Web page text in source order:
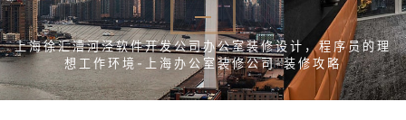
上海徐汇漕河泾软件开发公司办公室装修设计，程序员的理
想工作环境-上海办公室装修公司-装修攻略